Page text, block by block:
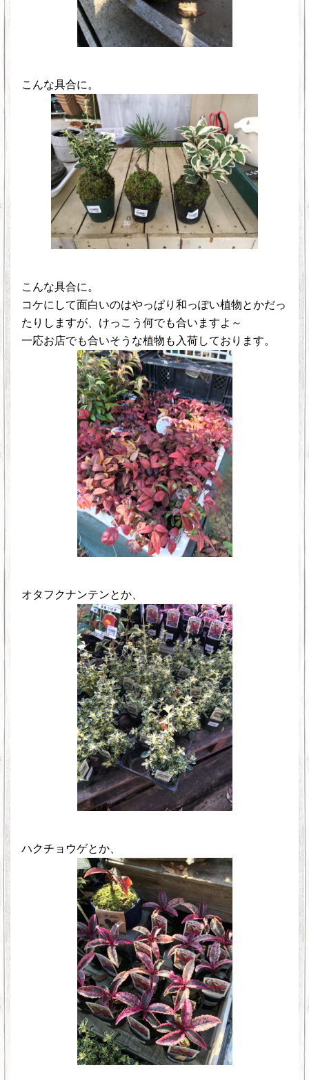
こんな具合に。
こんな具合に。
コケにして面白いのはやっぱり和っぽい植物とかだっ
たりしますが、けっこう何でも合いますよ～
一応お店でも合いそうな植物も入荷しております。
オタフクナンテンとか、
ハクチョウゲとか、